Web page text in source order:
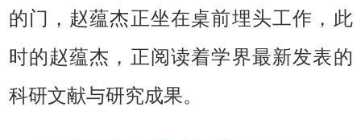
的门，赵蕴杰正坐在桌前埋头工作，此
时的赵蕴杰，正阅读着学界最新发表的
科研文献与研究成果。